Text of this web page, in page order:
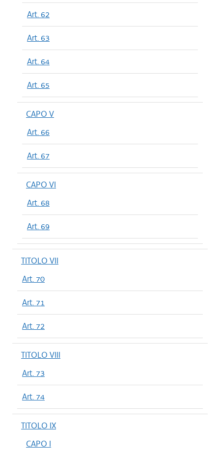
Art. 62
Art. 63
Art. 64
Art. 65
CAPO V
Art. 66
Art. 67
CAPO VI
Art. 68
Art. 69
TITOLO VII
Art. 70
Art. 71
Art. 72
TITOLO VIII
Art. 73
Art. 74
TITOLO IX
CAPO I